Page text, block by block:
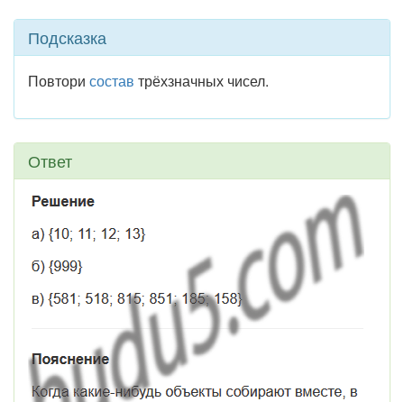
Подсказка
Повтори состав трёхзначных чисел.
Ответ